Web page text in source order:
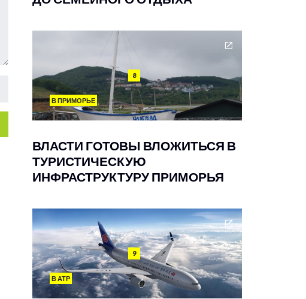
8
В ПРИМОРЬЕ
ВЛАСТИ ГОТОВЫ ВЛОЖИТЬСЯ В
ТУРИСТИЧЕСКУЮ
ИНФРАСТРУКТУРУ ПРИМОРЬЯ
9
В АТР